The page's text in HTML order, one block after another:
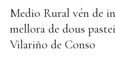
Medio Rural vén de
mellora de dous
Vilariño de Conso